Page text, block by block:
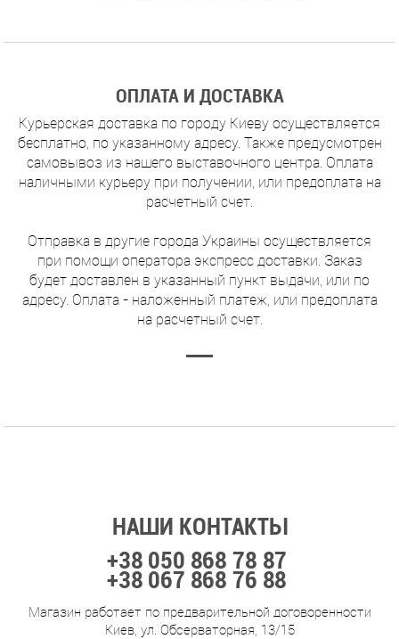
ОПЛАТА И ДОСТАВКА
Курьерская доставка по городу Киеву осуществляется
бесплатно, по указанному адресу. Также предусмотрен
самовывоз из нашего выставочного центра. Оплата
наличными курьеру при получении, или предоплата на
расчетный счет.
Отправка в другие города Украины осуществляется
при помощи оператора экспресс доставки. Заказ
будет доставлен в указанный пункт выдачи, или по
адресу. Оплата - наложенный платеж, или предоплата
на расчетный счет.
НАШИ КОНТАКТЫ
+38 050 868 78 87
+38 067 868 76 88
Магазин работает по предварительной договоренности
Киев, ул. Обсерваторная, 13/15